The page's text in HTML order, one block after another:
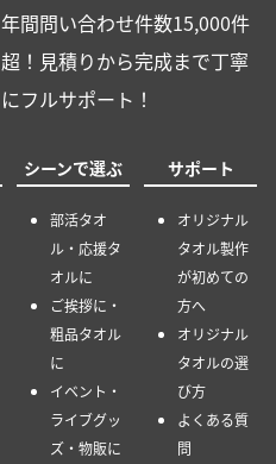
年間問い合わせ件数15,000件
超！見積りから完成まで丁寧
にフルサポート！
シーンで選ぶ
部活タオ
ル・応援タ
オルに
ご挨拶に・
粗品タオル
に
イベント・
ライブグッ
ズ・物販に
サポート
オリジナル
タオル製作
が初めての
方へ
オリジナル
タオルの選
び方
よくある質
問